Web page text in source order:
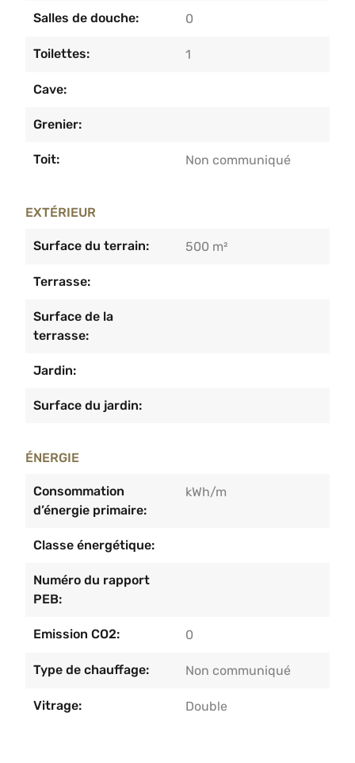
Salles de douche: 0
Toilettes: 1
Cave:
Grenier:
Toit: Non communiqué
EXTÉRIEUR
Surface du terrain: 500 m²
Terrasse:
Surface de la
terrasse:
Jardin:
Surface du jardin:
ÉNERGIE
Consommation
d’énergie primaire:
kWh/m
Classe énergétique:
Numéro du rapport
PEB:
Emission CO2: 0
Type de chauffage: Non communiqué
Vitrage: Double